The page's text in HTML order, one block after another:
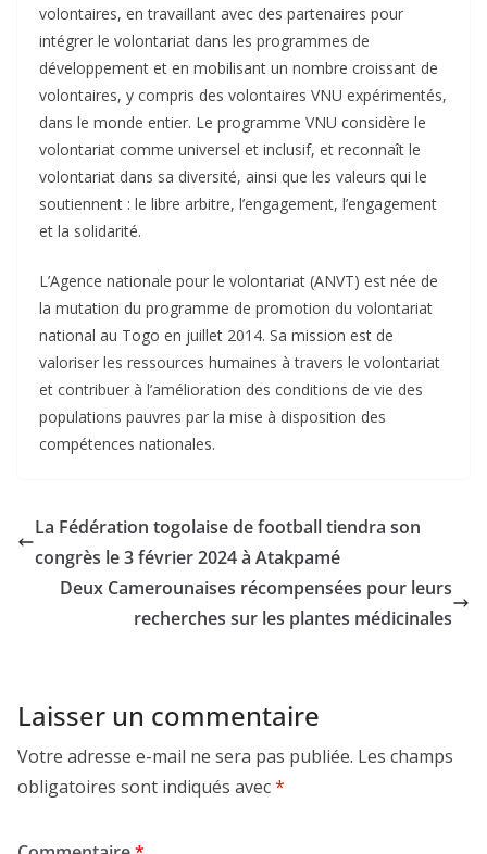
volontaires, en travaillant avec des partenaires pour
intégrer le volontariat dans les programmes de
développement et en mobilisant un nombre croissant de
volontaires, y compris des volontaires VNU expérimentés,
dans le monde entier. Le programme VNU considère le
volontariat comme universel et inclusif, et reconnaît le
volontariat dans sa diversité, ainsi que les valeurs qui le
soutiennent : le libre arbitre, l’engagement, l’engagement
et la solidarité.
L’Agence nationale pour le volontariat (ANVT) est née de
la mutation du programme de promotion du volontariat
national au Togo en juillet 2014. Sa mission est de
valoriser les ressources humaines à travers le volontariat
et contribuer à l’amélioration des conditions de vie des
populations pauvres par la mise à disposition des
compétences nationales.
La Fédération togolaise de football tiendra son
congrès le 3 février 2024 à Atakpamé
Deux Camerounaises récompensées pour leurs
recherches sur les plantes médicinales
Laisser un commentaire
Votre adresse e-mail ne sera pas publiée. Les champs
obligatoires sont indiqués avec*